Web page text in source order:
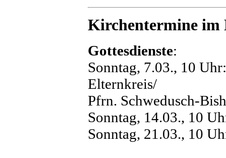
Kirchentermine im
Gottesdienste:
Sonntag, 7.03., 10
Elternkreis/
Pfrn. Schwedusch-
Sonntag, 14.03., 10
Sonntag, 21.03., 10